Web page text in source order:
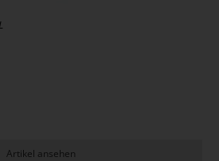
Artikel ansehen